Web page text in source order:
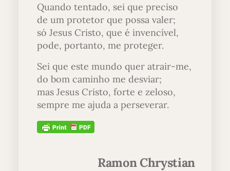
Quando tentado, sei que preciso
de um protetor que possa valer;
só Jesus Cristo, que é invencível,
pode, portanto, me proteger.
Sei que este mundo quer atrair-me,
do bom caminho me desviar;
mas Jesus Cristo, forte e zeloso,
sempre me ajuda a perseverar.
Ramon Chrystian